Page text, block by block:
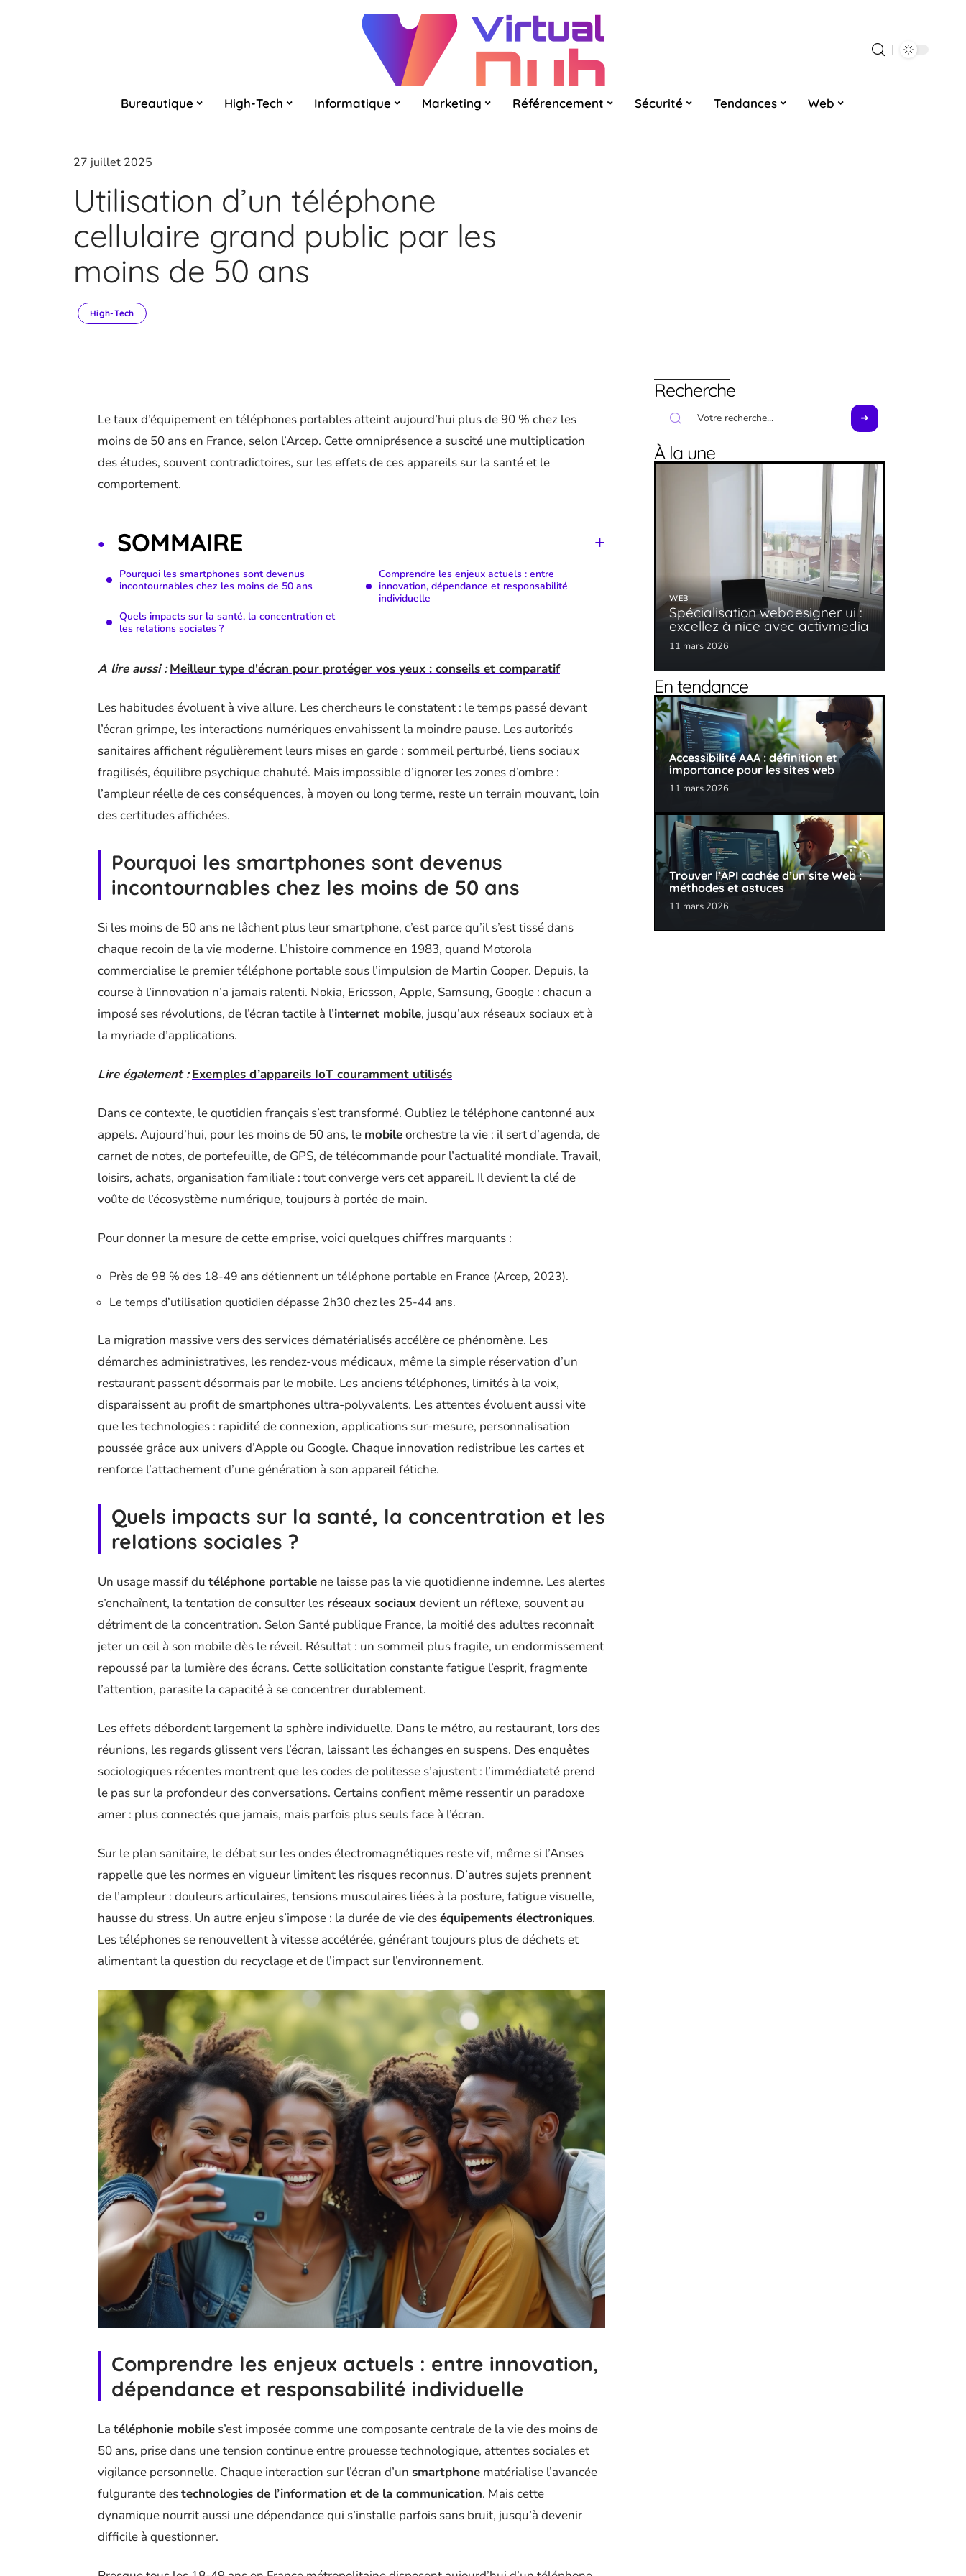
Bureautique High-Tech Informatique Marketing Référencement Sécurité Tendances Web
27 juillet 2025
Utilisation d’un téléphone
cellulaire grand public par les
moins de 50 ans
High-Tech
Le taux d’équipement en téléphones portables atteint aujourd’hui plus de 90 % chez les
moins de 50 ans en France, selon l’Arcep. Cette omniprésence a suscité une multiplication
des études, souvent contradictoires, sur les effets de ces appareils sur la santé et le
comportement.
SOMMAIRE
Pourquoi les smartphones sont devenus
incontournables chez les moins de 50 ans
Quels impacts sur la santé, la concentration et
les relations sociales ?
Comprendre les enjeux actuels : entre
innovation, dépendance et responsabilité
individuelle
A lire aussi : Meilleur type d'écran pour protéger vos yeux : conseils et comparatif
Les habitudes évoluent à vive allure. Les chercheurs le constatent : le temps passé devant
l’écran grimpe, les interactions numériques envahissent la moindre pause. Les autorités
sanitaires affichent régulièrement leurs mises en garde : sommeil perturbé, liens sociaux
fragilisés, équilibre psychique chahuté. Mais impossible d’ignorer les zones d’ombre :
l’ampleur réelle de ces conséquences, à moyen ou long terme, reste un terrain mouvant, loin
des certitudes affichées.
Pourquoi les smartphones sont devenus
incontournables chez les moins de 50 ans
Si les moins de 50 ans ne lâchent plus leur smartphone, c’est parce qu’il s’est tissé dans
chaque recoin de la vie moderne. L’histoire commence en 1983, quand Motorola
commercialise le premier téléphone portable sous l’impulsion de Martin Cooper. Depuis, la
course à l’innovation n’a jamais ralenti. Nokia, Ericsson, Apple, Samsung, Google : chacun a
imposé ses révolutions, de l’écran tactile à l’internet mobile, jusqu’aux réseaux sociaux et à
la myriade d’applications.
Lire également : Exemples d’appareils IoT couramment utilisés
Dans ce contexte, le quotidien français s’est transformé. Oubliez le téléphone cantonné aux
appels. Aujourd’hui, pour les moins de 50 ans, le mobileorchestre la vie : il sert d’agenda, de
carnet de notes, de portefeuille, de GPS, de télécommande pour l’actualité mondiale. Travail,
loisirs, achats, organisation familiale : tout converge vers cet appareil. Il devient la clé de
voûte de l’écosystème numérique, toujours à portée de main.
Pour donner la mesure de cette emprise, voici quelques chiffres marquants :
Près de 98 % des 18-49 ans détiennent un téléphone portable en France (Arcep, 2023).
Le temps d’utilisation quotidien dépasse 2h30 chez les 25-44 ans.
La migration massive vers des services dématérialisés accélère ce phénomène. Les
démarches administratives, les rendez-vous médicaux, même la simple réservation d’un
restaurant passent désormais par le mobile. Les anciens téléphones, limités à la voix,
disparaissent au profit de smartphones ultra-polyvalents. Les attentes évoluent aussi vite
que les technologies : rapidité de connexion, applications sur-mesure, personnalisation
poussée grâce aux univers d’Apple ou Google. Chaque innovation redistribue les cartes et
renforce l’attachement d’une génération à son appareil fétiche.
Quels impacts sur la santé, la concentration et les
relations sociales ?
Un usage massif du téléphone portable ne laisse pas la vie quotidienne indemne. Les alertes
s’enchaînent, la tentation de consulter les réseaux sociauxdevient un réflexe, souvent au
détriment de la concentration. Selon Santé publique France, la moitié des adultes reconnaît
jeter un œil à son mobile dès le réveil. Résultat : un sommeil plus fragile, un endormissement
repoussé par la lumière des écrans. Cette sollicitation constante fatigue l’esprit, fragmente
l’attention, parasite la capacité à se concentrer durablement.
Les effets débordent largement la sphère individuelle. Dans le métro, au restaurant, lors des
réunions, les regards glissent vers l’écran, laissant les échanges en suspens. Des enquêtes
sociologiques récentes montrent que les codes de politesse s’ajustent : l’immédiateté prend
le pas sur la profondeur des conversations. Certains confient même ressentir un paradoxe
amer : plus connectés que jamais, mais parfois plus seuls face à l’écran.
Sur le plan sanitaire, le débat sur les ondes électromagnétiques reste vif, même si l’Anses
rappelle que les normes en vigueur limitent les risques reconnus. D’autres sujets prennent
de l’ampleur : douleurs articulaires, tensions musculaires liées à la posture, fatigue visuelle,
hausse du stress. Un autre enjeu s’impose : la durée de vie deséquipements électroniques.
Les téléphones se renouvellent à vitesse accélérée, générant toujours plus de déchets et
alimentant la question du recyclage et de l’impact sur l’environnement.
Comprendre les enjeux actuels : entre innovation,
dépendance et responsabilité individuelle
La téléphonie mobile s’est imposée comme une composante centrale de la vie des moins de
50 ans, prise dans une tension continue entre prouesse technologique, attentes sociales et
vigilance personnelle. Chaque interaction sur l’écran d’un smartphone matérialise l’avancée
fulgurante destechnologies de l’information et de la communication. Mais cette
dynamique nourrit aussi une dépendance qui s’installe parfois sans bruit, jusqu’à devenir
difficile à questionner.
Recherche
À la une
WEB
Spécialisation webdesigner ui :
excellez à nice avec activmedia
11 mars 2026
En tendance
Accessibilité AAA : définition et
importance pour les sites web
11 mars 2026
Trouver l’API cachée d’un site Web :
méthodes et astuces
11 mars 2026